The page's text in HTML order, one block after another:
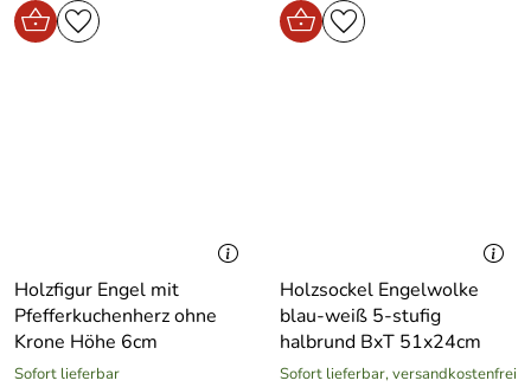
Holzfigur Engel mit
Pfefferkuchenherz ohne
Krone Höhe 6cm
Sofort lieferbar
Holzsockel Engelwolke
blau-weiß 5-stufig
halbrund BxT 51x24cm
Sofort lieferbar, versandkostenfrei